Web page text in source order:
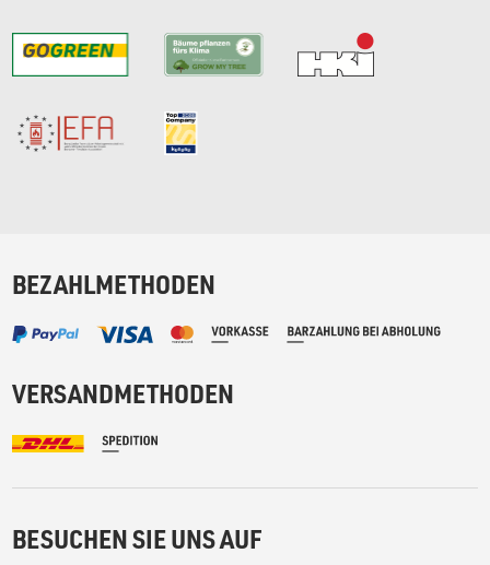
BEZAHLMETHODEN
VERSANDMETHODEN
BESUCHEN SIE UNS AUF